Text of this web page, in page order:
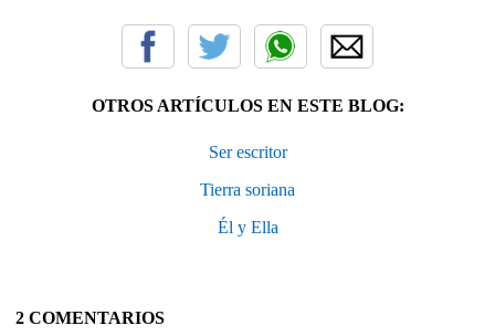
OTROS ARTÍCULOS EN ESTE BLOG:
Ser escritor
Tierra soriana
Él y Ella
2 COMENTARIOS